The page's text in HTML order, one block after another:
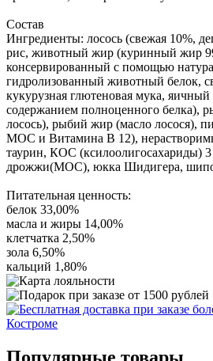
Состав
Ингредиенты: лосось (свежая 10%,
рис, животный жир (куринный жир
консервированный с помощью
гидролизованный животный белок,
кукурузная глютеновая мука,
содержанием полноценного белка),
лосось), рыбий жир (масло лосося),
МОС и Витамина В 12),
таурин, КОС (ксилоолигосахариды)
дрожжи(МОС), юкка Шидигера,
Питательная ценность:
белок 33,00%
масла и жиры 14,00%
клетчатка 2,50%
зола 6,50%
кальций 1,80%
Популярные товары